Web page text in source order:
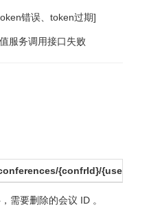
错误、token过期]
服务调用接口失败
{confrId}/
需要删除的会议 ID 。